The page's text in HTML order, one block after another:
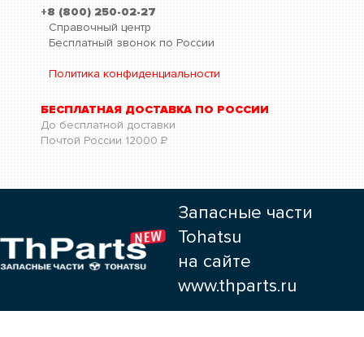
+8 (800) 250-02-27
Справочный центр
Бесплатный звонок по России
Политика конфиденциальности
БЕСПЛАТНАЯ ДОСТАВКА ПО РОССИИ
До бесплатной доставки
Почтой России 12000 Р
Запасные части
Tohatsu
на сайте
www.thparts.ru